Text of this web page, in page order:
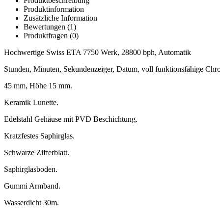
Produktinformation
Zusätzliche Information
Bewertungen (1)
Produktfragen (0)
Hochwertige Swiss ETA 7750 Werk, 28800 bph, Automatik
Stunden, Minuten, Sekundenzeiger, Datum, voll funktionsfähige
45 mm, Höhe 15 mm.
Keramik Lunette.
Edelstahl Gehäuse mit PVD Beschichtung.
Kratzfestes Saphirglas.
Schwarze Zifferblatt.
Saphirglasboden.
Gummi Armband.
Wasserdicht 30m.